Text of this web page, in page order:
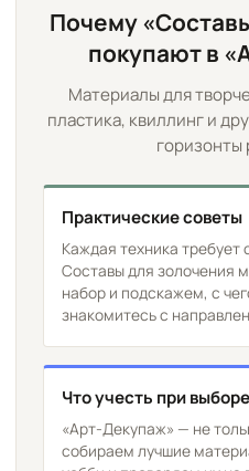
Почему
покупают в
Материалы для
пластика, квиллинг и
горизонты
Практические советы
Каждая техника требует
Составы для золочения
набор и подскажем, с
знакомитесь с
Что учесть при выборе
«Арт-Декупаж» — не
собираем лучшие